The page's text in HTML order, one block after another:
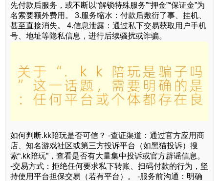
先付款后服务，或不断以“解锁特殊服务”“押金”“保证金”为
名索要额外费用。 3.服务缩水：付款后敷衍了事、挂机、
甚至直接消失。 4.信息泄露：通过私下交易获取用户手机
号、地址等隐私信息，进行后续骚扰或诈骗。
如何判断.kk陪玩是否可信？ -查证渠道：通过官方应用商
店、知名游戏社区或第三方投诉平台（如黑猫投诉）搜
索“.kk陪玩”，查看是否有大量集中投诉或官方辟谣信息。
-交易方式：拒绝任何要求私下转账、扫码付款的行为，坚
持使用平台担保交易（若有平台）。 -服务前沟通：明确